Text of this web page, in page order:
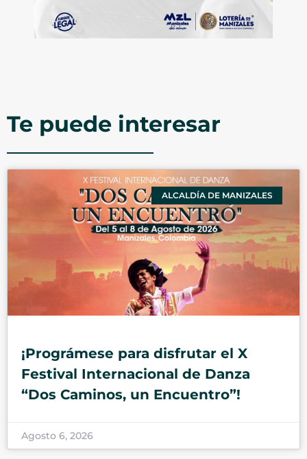
Te puede interesar
ALCALDÍA DE MANIZALES
¡Prográmese para disfrutar el X
Festival Internacional de Danza
“Dos Caminos, un Encuentro”!
Agosto 6, 2026